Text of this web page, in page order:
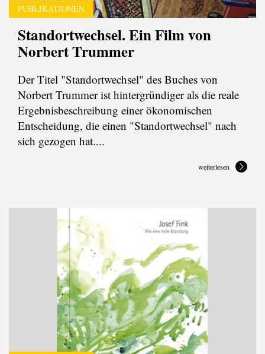
PUBLIKATIONEN
Standortwechsel. Ein Film von
Norbert Trummer
Der Titel "Standortwechsel" des Buches von
Norbert Trummer ist hintergründiger als die reale
Ergebnisbeschreibung einer ökonomischen
Entscheidung, die einen "Standortwechsel" nach
sich gezogen hat....
weiterlesen